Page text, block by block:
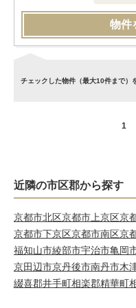
物件
チェックした物件（最大10件まで）
1
近隣の市区郡から探す
京都市北区京都市上京区京
京都市下京区京都市南区京
福知山市綾部市宇治市亀岡
京田辺市京丹後市南丹市木
綴喜郡井手町相楽郡精華町